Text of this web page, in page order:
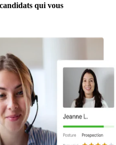
qui vous